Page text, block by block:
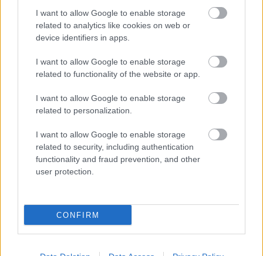
I want to allow Google to enable storage
related to analytics like cookies on web or
device identifiers in apps.
I want to allow Google to enable storage
related to functionality of the website or app.
I want to allow Google to enable storage
related to personalization.
I want to allow Google to enable storage
related to security, including authentication
functionality and fraud prevention, and other
user protection.
CONFIRM
Folytatódik a BKV roncsderbije
BKV figyelő.hu• 2010. január 02.
A kormány várhatóan rábólint majd arra a
2010-ben, miközben az új járművek beszerzését
megint csak elnapolják. Holott a járgányok jó része
inkább való a roncstelepre – 1100 új buszra lenne
szükség azonnal –, mintsem hogy…
Ésszerűtlen pályafelújítás a 21-es
BKV figyelő.hu•2009. november 04.
nagyobb szükség lenne rá?” –Teszi fel a kérdést